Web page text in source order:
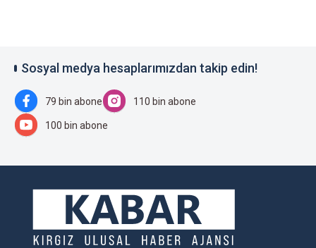
Sosyal medya hesaplarımızdan takip edin!
79 bin abone 110 bin abone
100 bin abone